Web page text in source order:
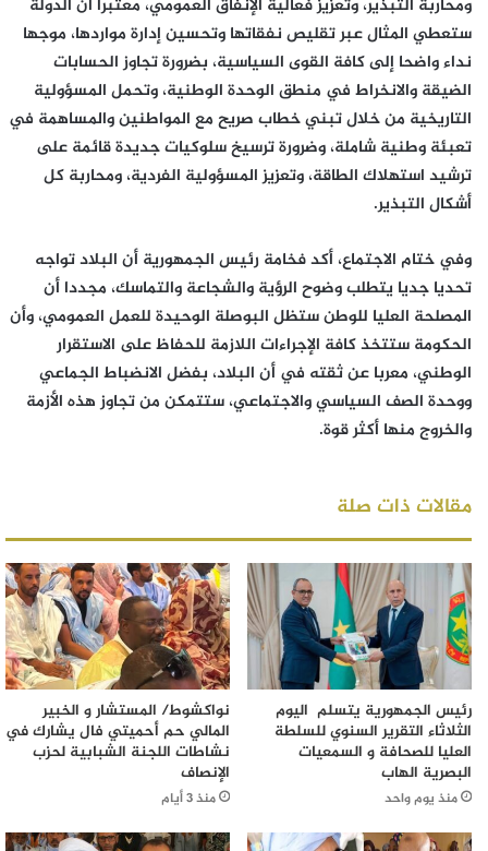
ومحاربة التبذير، وتعزيز فعالية الإنفاق العمومي، معتبرا أن الدولة
ستعطي المثال عبر تقليص نفقاتها وتحسين إدارة مواردها، موجها
نداء واضحا إلى كافة القوى السياسية، بضرورة تجاوز الحسابات
الضيقة والانخراط في منطق الوحدة الوطنية، وتحمل المسؤولية
التاريخية من خلال تبني خطاب صريح مع المواطنين والمساهمة في
تعبئة وطنية شاملة، وضرورة ترسيخ سلوكيات جديدة قائمة على
ترشيد استهلاك الطاقة، وتعزيز المسؤولية الفردية، ومحاربة كل
أشكال التبذير.
وفي ختام الاجتماع، أكد فخامة رئيس الجمهورية أن البلاد تواجه
تحديا جديا يتطلب وضوح الرؤية والشجاعة والتماسك، مجددا أن
المصلحة العليا للوطن ستظل البوصلة الوحيدة للعمل العمومي، وأن
الحكومة ستتخذ كافة الإجراءات اللازمة للحفاظ على الاستقرار
الوطني، معربا عن ثقته في أن البلاد، بفضل الانضباط الجماعي
ووحدة الصف السياسي والاجتماعي، ستتمكن من تجاوز هذه الأزمة
والخروج منها أكثر قوة.
مقالات ذات صلة
رئيس الجمهورية يتسلم اليوم
الثلاثاء التقرير السنوي للسلطة
العليا للصحافة و السمعيات
البصرية الهاب
منذ يوم واحد
نواكشوط/ المستشار و الخبير
المالي حم أحميتي فال يشارك في
نشاطات اللجنة الشبابية لحزب
الإنصاف
منذ 3 أيام